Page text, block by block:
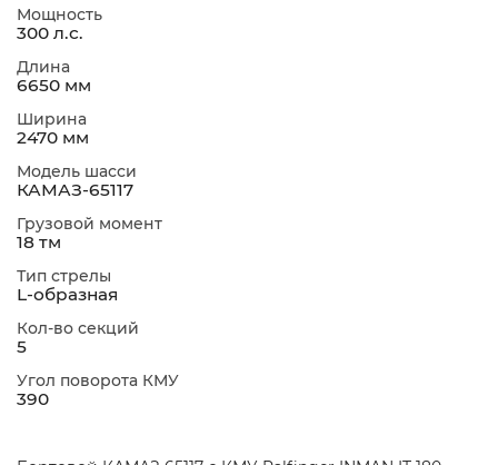
Мощность
300 л.с.
Длина
6650 мм
Ширина
2470 мм
Модель шасси
КАМАЗ-65117
Грузовой момент
18 тм
Тип стрелы
L-образная
Кол-во секций
5
Угол поворота КМУ
390